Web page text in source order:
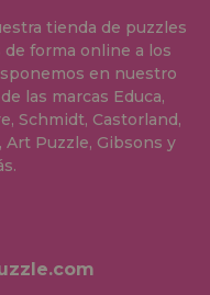
tienda de puzzles
forma online a los
en nuestro
las marcas Educa,
Schmidt, Castorland,
Puzzle, Gibsons y